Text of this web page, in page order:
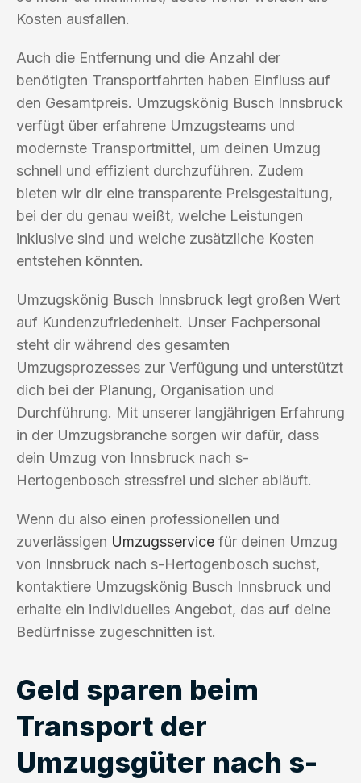
Kosten ausfallen.
Auch die Entfernung und die Anzahl der
benötigten Transportfahrten haben Einfluss auf
den Gesamtpreis. Umzugskönig Busch Innsbruck
verfügt über erfahrene Umzugsteams und
modernste Transportmittel, um deinen Umzug
schnell und effizient durchzuführen. Zudem
bieten wir dir eine transparente Preisgestaltung,
bei der du genau weißt, welche Leistungen
inklusive sind und welche zusätzliche Kosten
entstehen könnten.
Umzugskönig Busch Innsbruck legt großen Wert
auf Kundenzufriedenheit. Unser Fachpersonal
steht dir während des gesamten
Umzugsprozesses zur Verfügung und unterstützt
dich bei der Planung, Organisation und
Durchführung. Mit unserer langjährigen Erfahrung
in der Umzugsbranche sorgen wir dafür, dass
dein Umzug von Innsbruck nach s-
Hertogenbosch stressfrei und sicher abläuft.
Wenn du also einen professionellen und
zuverlässigen Umzugsservice für deinen Umzug
von Innsbruck nach s-Hertogenbosch suchst,
kontaktiere Umzugskönig Busch Innsbruck und
erhalte ein individuelles Angebot, das auf deine
Bedürfnisse zugeschnitten ist.
Geld sparen beim
Transport der
Umzugsgüter nach s-